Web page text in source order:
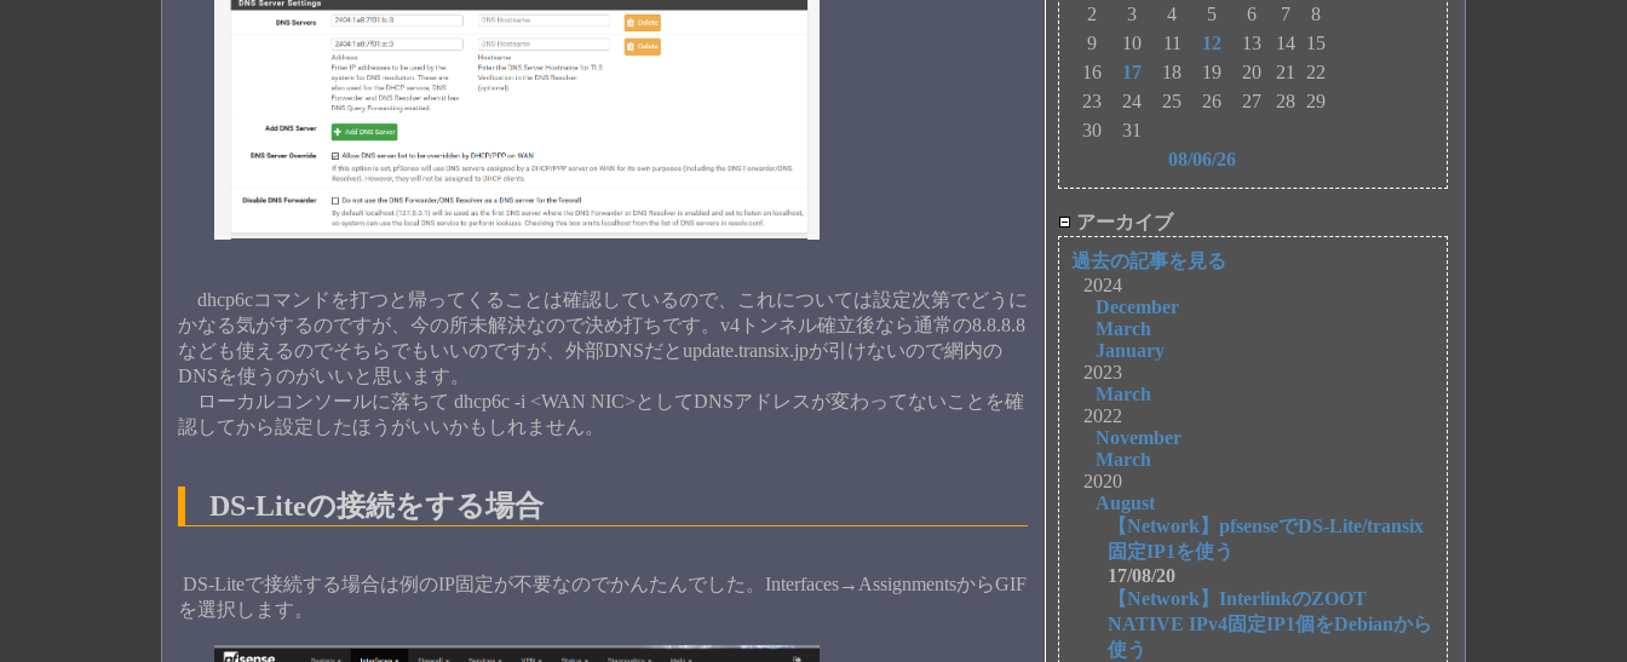
dhcp6cコマンドを打つと帰ってくることは確認しているので、これについては設定次第でどうに
かなる気がするのですが、今の所未解決なので決め打ちです。v4トンネル確立後なら通常の8.8.8.8
なども使えるのでそちらでもいいのですが、外部DNSだとupdate.transix.jpが引けないので網内の
DNSを使うのがいいと思います。
ローカルコンソールに落ちて dhcp6c -i <WAN NIC>としてDNSアドレスが変わってないことを確
認してから設定したほうがいいかもしれません。
DS-Liteの接続をする場合
DS-Liteで接続する場合は例のIP固定が不要なのでかんたんでした。Interfaces→AssignmentsからGIF
を選択します。
2
3 4 5 6 7
8
9
10 11 12 13 14 15
16
17 18 19 20 21
22
23
24 25 26 27 28 29
30
31
08/06/26
アーカイブ
過去の記事を見る
2024
December
March
January
2023
March
2022
November
March
2020
August
【Network】pfsenseでDS-Lite/transix
固定IP1を使う
17/08/20
【Network】InterlinkのZOOT
NATIVE IPv4固定IP1個をDebianから
使う